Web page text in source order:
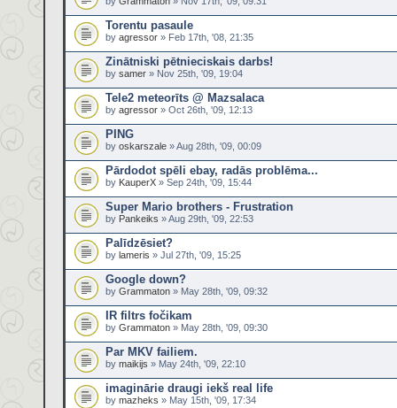
Torentu pasaule
by agressor » Feb 17th, '08, 21:35
Zinātniski pētnieciskais darbs!
by samer » Nov 25th, '09, 19:04
Tele2 meteorīts @ Mazsalaca
by agressor » Oct 26th, '09, 12:13
PING
by oskarszale » Aug 28th, '09, 00:09
Pārdodot spēli ebay, radās problēma...
by KauperX » Sep 24th, '09, 15:44
Super Mario brothers - Frustration
by Pankeiks » Aug 29th, '09, 22:53
Palīdzēsiet?
by lameris » Jul 27th, '09, 15:25
Google down?
by Grammaton » May 28th, '09, 09:32
IR filtrs fočikam
by Grammaton » May 28th, '09, 09:30
Par MKV failiem.
by maikijs » May 24th, '09, 22:10
imaginārie draugi iekš real life
by mazheks » May 15th, '09, 17:34